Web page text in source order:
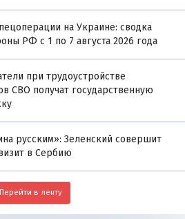
на Украине: сводка
РФ с 1 по 7 августа 2026 года
при трудоустройстве
СВО получат государственную
русским»: Зеленский совершит
в Сербию
Перейти в ленту